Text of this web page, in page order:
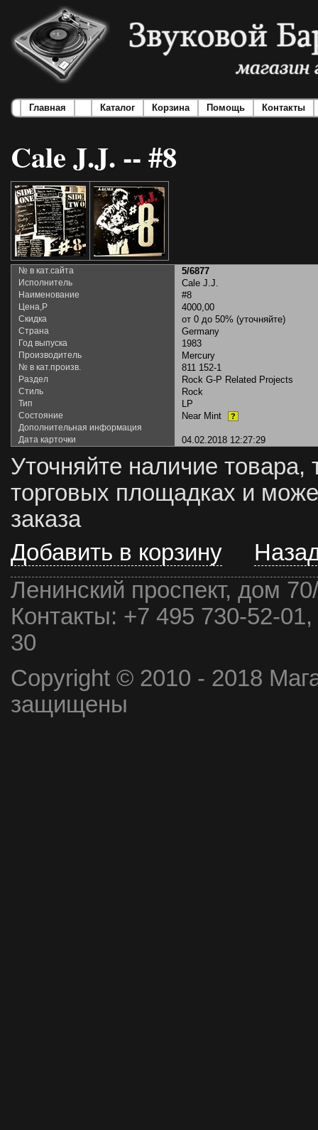
Главная Каталог Корзина Помощь Контакты
Cale J.J. -- #8
№ в кат.сайта 5/6877
Исполнитель Cale J.J.
Наименование #8
Цена,Р 4000,00
Скидка от 0 до 50% (уточняйте)
Страна Germany
Год выпуска 1983
Производитель Mercury
№ в кат.произв. 811 152-1
Раздел Rock G-P Related Projects
Стиль Rock
Тип LP
Состояние Near Mint ?
Дополнительная информация
Дата карточки
04.02.2018 12:27:29
Уточняйте наличие товара,
торговых площадках и
заказа
Добавить в корзину
Ленинский проспект, дом
Контакты: +7 495 730-52-
30
Copyright © 2010 - 2018
защищены